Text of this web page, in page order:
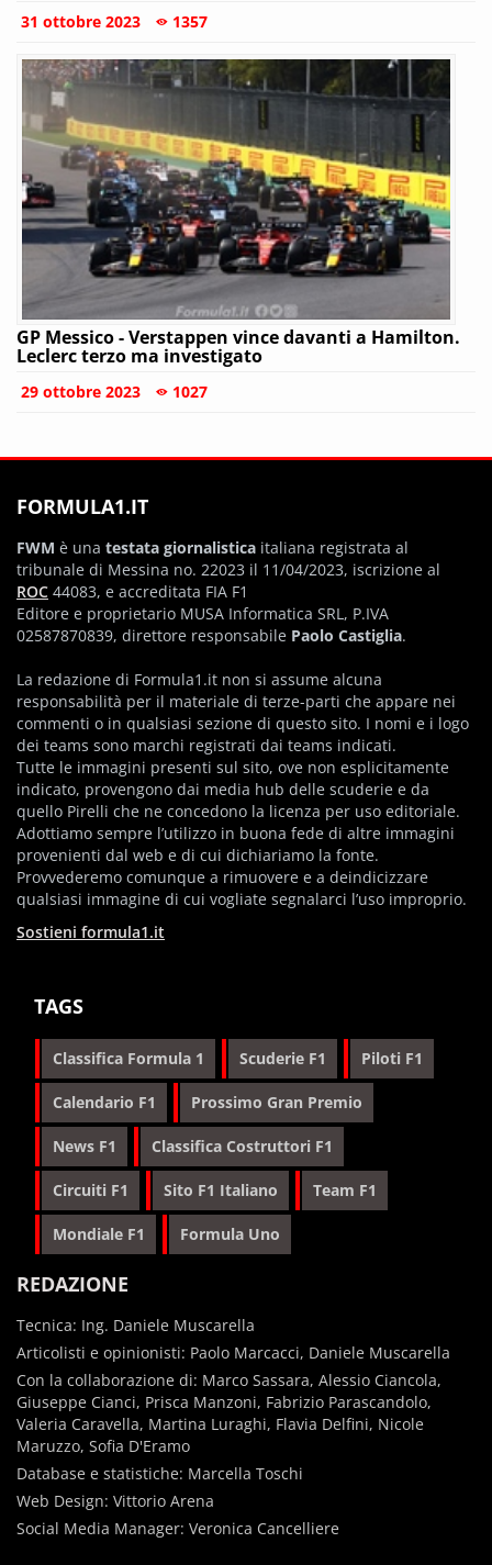
31 ottobre 2023 1357
GP Messico - Verstappen vince davanti a Hamilton.
Leclerc terzo ma investigato
29 ottobre 2023 1027
FORMULA1.IT
FWM è una testata giornalistica italiana registrata al
tribunale di Messina no. 22023 il 11/04/2023, iscrizione al
ROC 44083, e accreditata FIA F1
Editore e proprietario MUSA Informatica SRL, P.IVA
02587870839, direttore responsabile Paolo Castiglia.
La redazione di Formula1.it non si assume alcuna
responsabilità per il materiale di terze-parti che appare nei
commenti o in qualsiasi sezione di questo sito. I nomi e i logo
dei teams sono marchi registrati dai teams indicati.
Tutte le immagini presenti sul sito, ove non esplicitamente
indicato, provengono dai media hub delle scuderie e da
quello Pirelli che ne concedono la licenza per uso editoriale.
Adottiamo sempre l’utilizzo in buona fede di altre immagini
provenienti dal web e di cui dichiariamo la fonte.
Provvederemo comunque a rimuovere e a deindicizzare
qualsiasi immagine di cui vogliate segnalarci l’uso improprio.
Sostieni formula1.it
TAGS
Classifica Formula 1 Scuderie F1 Piloti F1
Calendario F1 Prossimo Gran Premio
News F1 Classifica Costruttori F1
Circuiti F1 Sito F1 Italiano Team F1
Mondiale F1 Formula Uno
REDAZIONE
Tecnica: Ing. Daniele Muscarella
Articolisti e opinionisti: Paolo Marcacci, Daniele Muscarella
Con la collaborazione di: Marco Sassara, Alessio Ciancola,
Giuseppe Cianci, Prisca Manzoni, Fabrizio Parascandolo,
Valeria Caravella, Martina Luraghi, Flavia Delfini, Nicole
Maruzzo, Sofia D'Eramo
Database e statistiche: Marcella Toschi
Web Design: Vittorio Arena
Social Media Manager: Veronica Cancelliere